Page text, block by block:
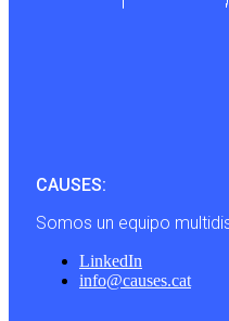
CAUSES:
Somos un equipo
LinkedIn
info@causes.cat